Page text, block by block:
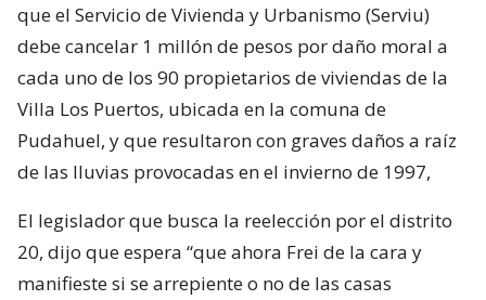
que el Servicio de Vivienda y Urbanismo (Serviu)
debe cancelar 1 millón de pesos por daño moral a
cada uno de los 90 propietarios de viviendas de la
Villa Los Puertos, ubicada en la comuna de
Pudahuel, y que resultaron con graves daños a raíz
de las lluvias provocadas en el invierno de 1997,
El legislador que busca la reelección por el distrito
20, dijo que espera “que ahora Frei de la cara y
manifieste si se arrepiente o no de las casas